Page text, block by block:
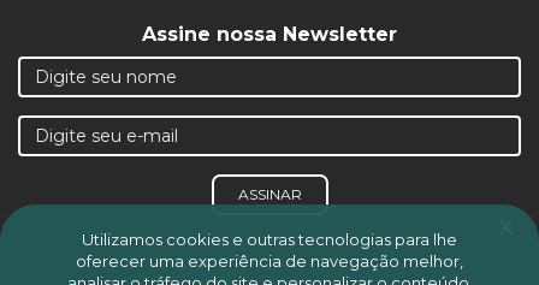
Assine nossa Newsletter
ASSINAR
x
Utilizamos cookies e outras tecnologias para lhe
oferecer uma experiência de navegação melhor,